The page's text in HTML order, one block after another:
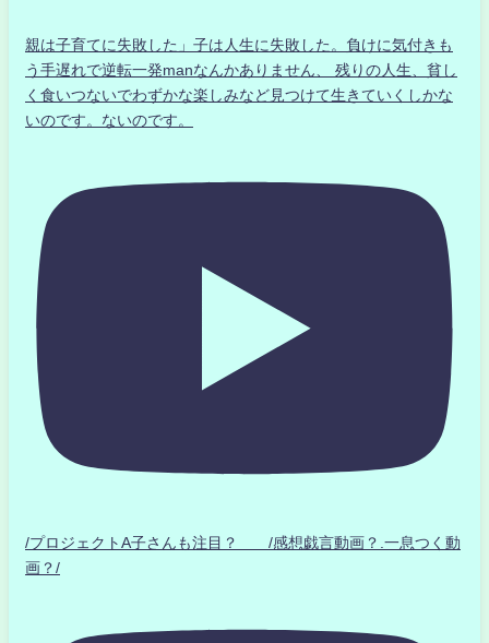
親は子育てに失敗した」子は人生に失敗した。負けに気付きも
う手遅れで逆転一発manなんかありません、 残りの人生、貧し
く食いつないでわずかな楽しみなど見つけて生きていくしかな
いのです。ないのです。
/プロジェクトA子さんも注目？ /感想戯言動画？.一息つく動
画？/